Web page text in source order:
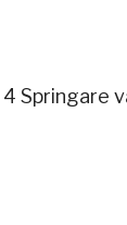
Springare